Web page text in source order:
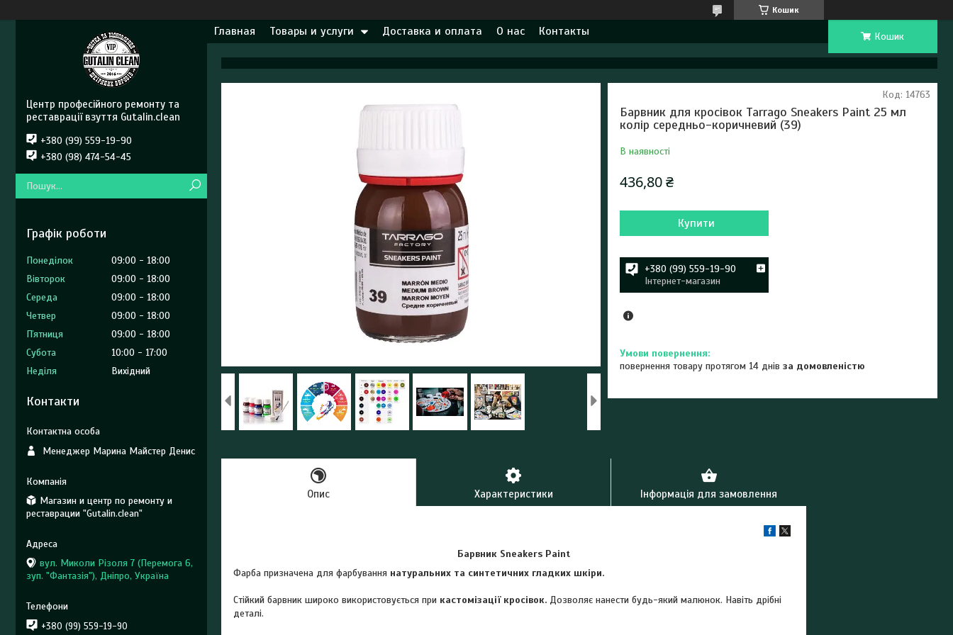
Кошик
Главная Товары и услуги Доставка и оплата О нас Контакты Кошик
Барвник для кросівок Tarrago Sneakers Paint 25 мл
колір середньо-коричневий (39)
В наявності
Код: 14763
436,80 ₴
Купити
+380 (99) 559-19-90
Інтернет-магазин
повернення товару протягом 14 днівза домовленістю
Опис Характеристики Інформація для замовлення
Барвник Sneakers Paint
Фарба призначена для фарбування натуральних та синтетичних гладких шкіри.
Стійкий барвник широко використовується при кастомізації кросівок. Дозволяє нанести будь-який малюнок. Навіть дрібні
деталі.
Центр професійного ремонту та
реставрації взуття Gutalin.clean
+380 (99) 559-19-90
+380 (98) 474-54-45
Графік роботи
Понеділок 09:00
18:00
Вівторок
09:00
18:00
Середа
09:00
18:00
Четвер
09:00
18:00
Пʼятниця
09:00
18:00
Субота
10:00
17:00
Неділя
Вихідний
Контакти
Менеджер Марина Майстер Денис
Магазин и центр по ремонту и
реставрации "Gutalin.clean"
вул. Миколи Різоля 7 (Перемога 6,
зуп. "Фантазія"), Дніпро, Україна
+380 (99) 559-19-90